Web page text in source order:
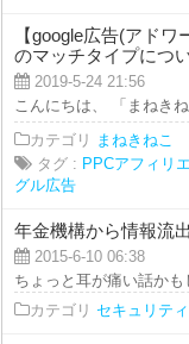
【google広告(アドワ
のマッチタイプにつ
2019-5-24 21:56
こんにちは、 「まねき
カテゴリ
まねきねこ
タグ : PPCアフィリ
グル広告
年金機構から情報流
2015-6-10 06:38
ちょっと耳が痛い話か
カテゴリ セキュリティ